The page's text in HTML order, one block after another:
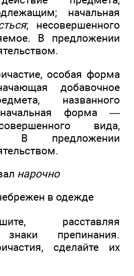
начальная
; несовершенного
В предложении
особая форма
добавочное
названного
форма —
вида,
В предложении
нарочно
в одежде
расставляя
препинания.
сделайте их